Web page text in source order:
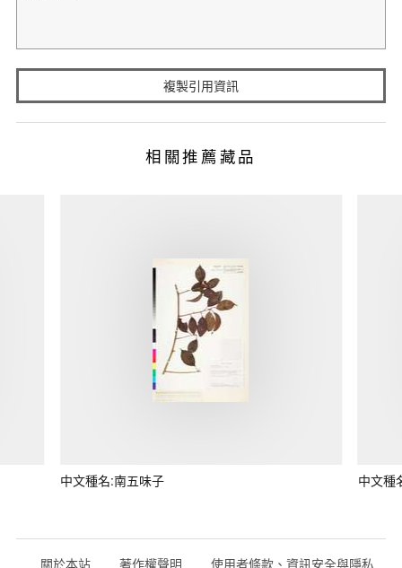
複製引用資訊
相關推薦藏品
中文種名:南五味子 中文種
關於本站 著作權聲明 使用者條款、資訊安全與隱私